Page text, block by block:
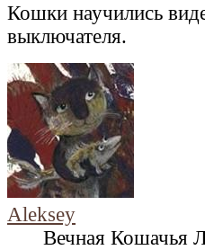
Кошки научились
выключателя.
Aleksey
Вечная Кошачья